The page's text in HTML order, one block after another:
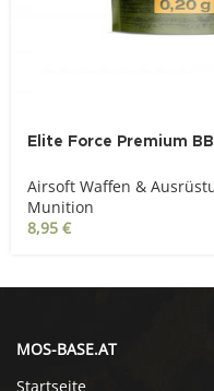
Elite Force Premium
Airsoft Waffen &
Munition
8,95 €
MOS-BASE.AT
Startseite